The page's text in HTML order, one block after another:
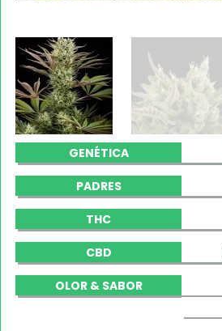
GENÉTICA
PADRES
THC
CBD
OLOR & SABOR